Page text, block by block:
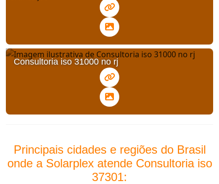
Consultoria iso 31000 no rj
Principais cidades e regiões do Brasil
onde a Solarplex atende Consultoria iso
37301: